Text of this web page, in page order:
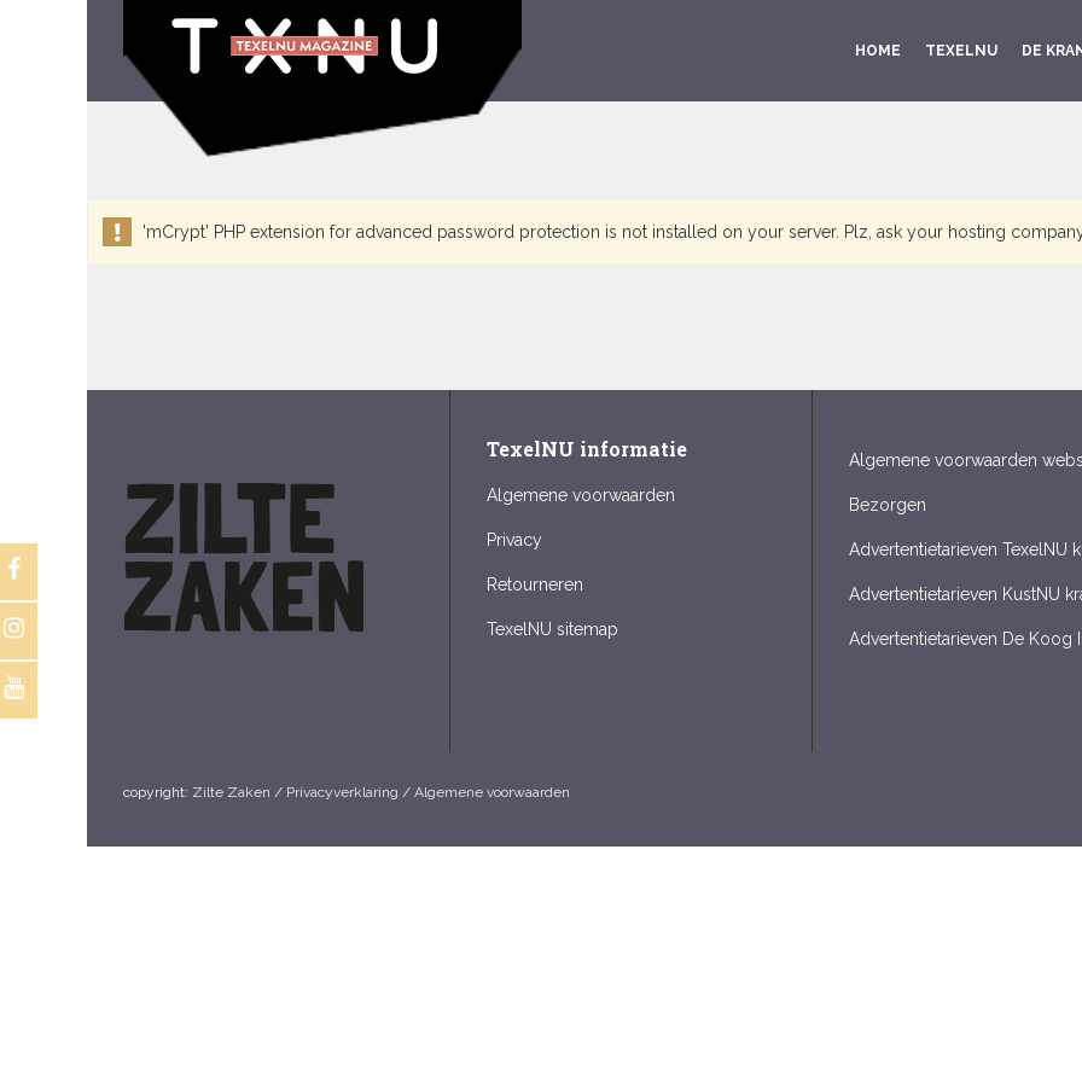
HOME TEXELNU DE
'mCrypt' PHP extension for advanced password protection is not installed on your server. Plz, ask your hosting
TexelNU informatie
Algemene voorwaarden
Privacy
Retourneren
TexelNU sitemap
Algemene voorwaarden
Bezorgen
Advertentietarieven TexelNU
Advertentietarieven KustNU
Advertentietarieven De Koog
copyright: Zilte Zaken / Privacyverklaring / Algemene voorwaarden